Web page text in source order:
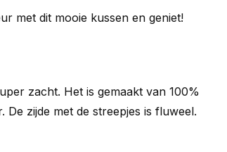
met dit mooie kussen en geniet!
zacht. Het is gemaakt van 100%
zijde met de streepjes is fluweel.